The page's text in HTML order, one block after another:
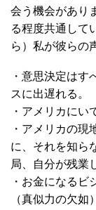
会う機会があり
る程度共通して
ら）私が彼らの
・意思決定はす
スに出遅れる。
・アメリカにい
・アメリカの
に、それを知ら
局、自分が残業
・お金になるビ
（真似力の欠如